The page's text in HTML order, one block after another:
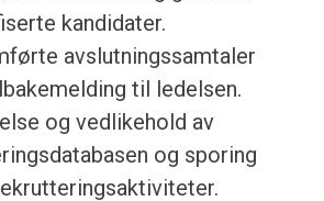
kandidater.
avslutningssamtaler
til ledelsen.
og vedlikehold av
og sporing